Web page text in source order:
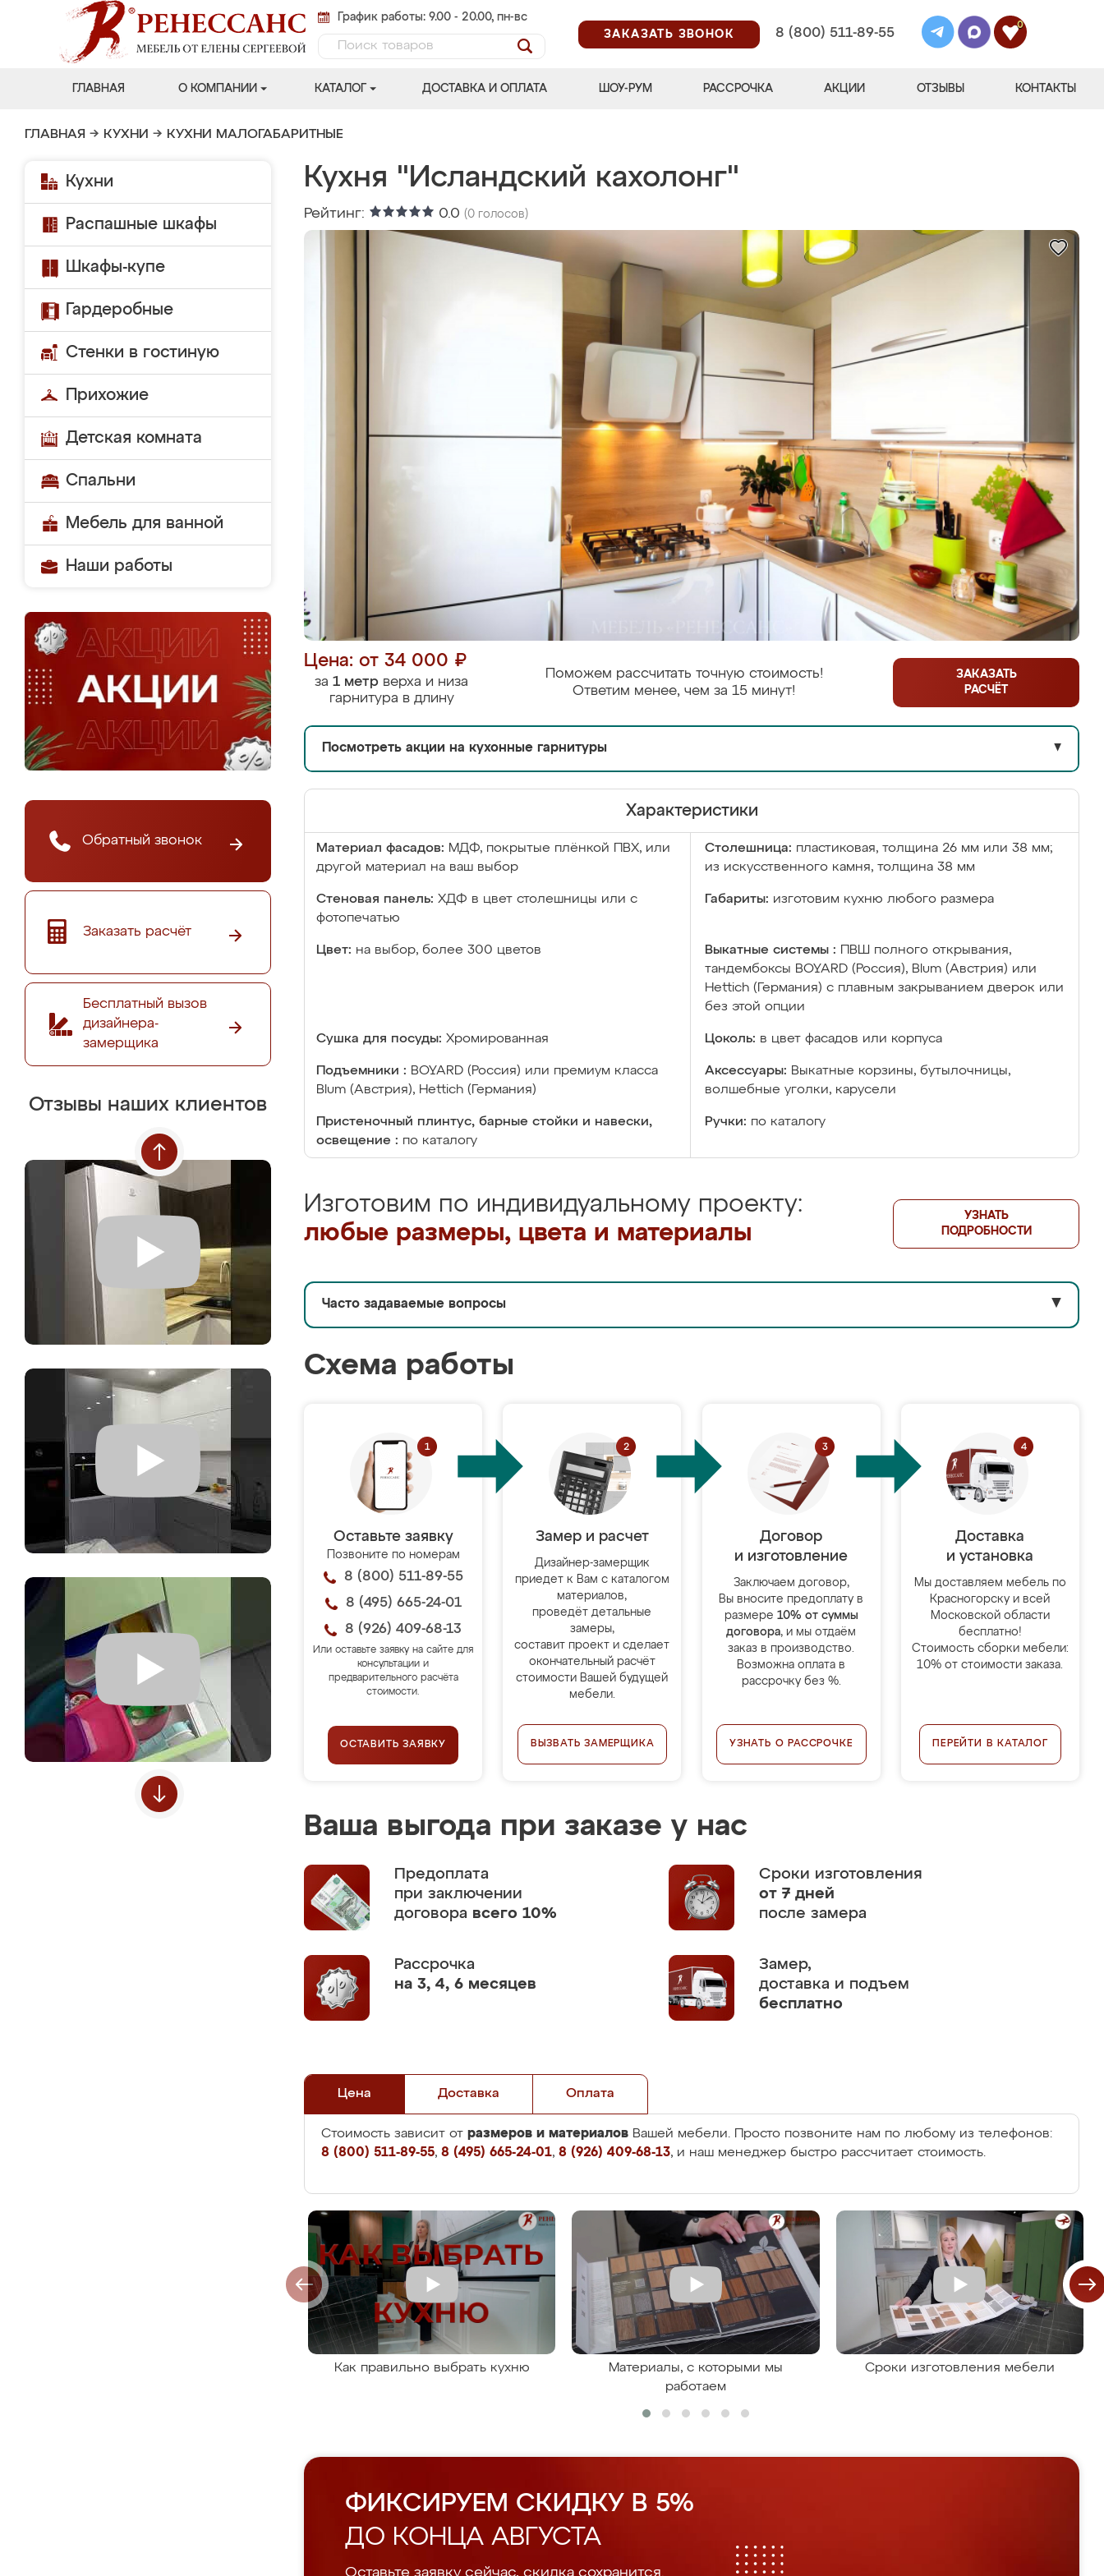
График работы: 9.00 - 20.00, пн-вс
ЗАКАЗАТЬ ЗВОНОК
8 (800) 511-89-55
0
ГЛАВНАЯ О КОМПАНИИ КАТАЛОГ ДОСТАВКА И ОПЛАТА ШОУ-РУМ РАССРОЧКА АКЦИИ ОТЗЫВЫ КОНТАКТЫ
ГЛАВНАЯ → КУХНИ → КУХНИ МАЛОГАБАРИТНЫЕ
Кухни
Распашные шкафы
Шкафы-купе
Гардеробные
Стенки в гостиную
Прихожие
Детская комната
Спальни
Мебель для ванной
Наши работы
Обратный звонок
Заказать расчёт
Бесплатный вызов
дизайнера-
замерщика
Отзывы наших клиентов
Кухня "Исландский кахолонг"
Рейтинг: 0.0 (0 голосов)
Цена: от 34 000 ₽
за 1 метр верха и низа
гарнитура в длину
Поможем рассчитать точную стоимость!
Ответим менее, чем за 15 минут!
ЗАКАЗАТЬ
РАСЧЁТ
Посмотреть акции на кухонные гарнитуры ▼
Характеристики
Материал фасадов: МДФ, покрытые плёнкой ПВХ, или
другой материал на ваш выбор
Столешница: пластиковая, толщина 26 мм или 38 мм;
из искусственного камня, толщина 38 мм
Стеновая панель: ХДФ в цвет столешницы или с
фотопечатью
Габариты: изготовим кухню любого размера
Цвет: на выбор, более 300 цветов Выкатные системы :
ПВШ полного открывания,
тандембоксы BOYARD (Россия), Blum (Австрия) или
Hettich (Германия) с плавным закрыванием дверок или
без этой опции
Сушка для посуды: Хромированная Цоколь: в цвет фасадов или корпуса
Подъемники : BOYARD (Россия) или премиум класса
Blum (Австрия), Hettich (Германия)
Аксессуары: Выкатные корзины, бутылочницы,
волшебные уголки, карусели
Пристеночный плинтус, барные стойки и навески,
освещение : по каталогу
Ручки: по каталогу
Изготовим по индивидуальному проекту:
любые размеры, цвета и материалы
УЗНАТЬ
ПОДРОБНОСТИ
Часто задаваемые вопросы ▼
Схема работы
Оставьте заявку
Позвоните по номерам
8 (800) 511-89-55
8 (495) 665-24-01
8 (926) 409-68-13
Или оставьте заявку на сайте для
консультации и
предварительного расчёта
стоимости.
ОСТАВИТЬ ЗАЯВКУ
Замер и расчет
Дизайнер-замерщик
приедет к Вам с каталогом
материалов,
проведёт детальные
замеры,
составит проект и сделает
окончательный расчёт
стоимости Вашей будущей
мебели.
ВЫЗВАТЬ ЗАМЕРЩИКА
Договор
и изготовление
Заключаем договор,
Вы вносите предоплату в
размере 10% от суммы
договора, и мы отдаём
заказ в производство.
Возможна оплата в
рассрочку без %.
УЗНАТЬ О РАССРОЧКЕ
Доставка
и установка
Мы доставляем мебель по
Красногорску и всей
Московской области
бесплатно!
Стоимость сборки мебели:
10% от стоимости заказа.
ПЕРЕЙТИ В КАТАЛОГ
Ваша выгода при заказе у нас
Предоплата
при заключении
договора всего 10%
Сроки изготовления
от 7 дней
после замера
Рассрочка
на 3, 4, 6 месяцев
Замер,
доставка и подъем
бесплатно
Цена Доставка Оплата
Стоимость зависит от размеров и материалов Вашей мебели. Просто позвоните нам по любому из телефонов:
8 (800) 511-89-55, 8 (495) 665-24-01, 8 (926) 409-68-13, и наш менеджер быстро рассчитает стоимость.
Как правильно выбрать кухню
Материалы, с которыми мы
работаем
Сроки изготовления мебели
ФИКСИРУЕМ СКИДКУ В 5%
ДО КОНЦА АВГУСТА
Оставьте заявку сейчас, скидка сохранится.